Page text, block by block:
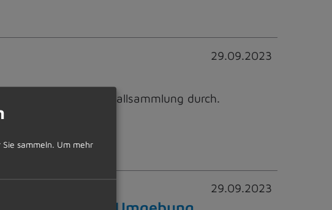
29.09.2023
eine Problemabfallsammlung durch.
29.09.2023
sammeln. Um mehr